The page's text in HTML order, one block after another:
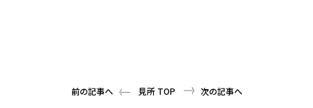
前の記事へ 見所 TOP 次の記事へ